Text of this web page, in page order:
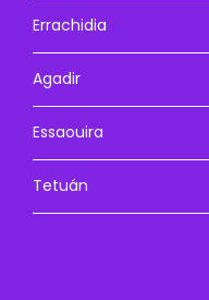
Errachidia
Agadir
Essaouira
Tetuán